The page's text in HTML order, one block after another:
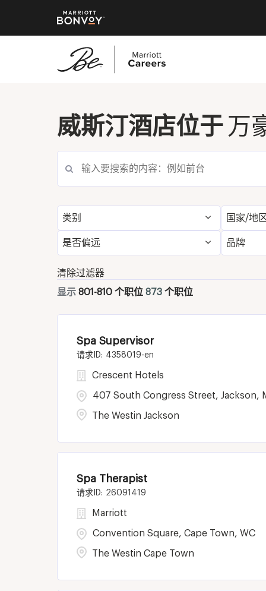
威斯汀酒店位于万
类别 国家/地
是否偏远 品牌
清除过滤器
显示 801 -810 个职位 873 个职位
Spa Supervisor
4358019-en
407 South Congress Street, Jackson,
Crescent Hotels
The Westin Jackson
Spa Therapist
26091419
Convention Square, Cape Town, WC
Marriott
The Westin Cape Town